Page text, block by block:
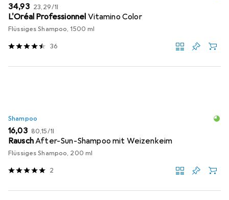
EUR
34,93 EUR
23,29/1l
L'Oréal Professionnel Vitamino Color
Flüssiges Shampoo, 1500 ml
36
Shampoo
EUR
16,03 EUR
80,15/1l
RauschAfter-Sun-Shampoo mit Weizenkeim
Flüssiges Shampoo, 200 ml
2